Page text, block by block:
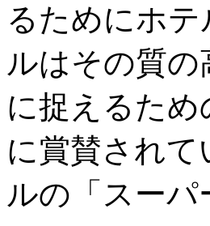
るためにホ
ルはその質
に捉えるた
に賞賛され
ルの「スー